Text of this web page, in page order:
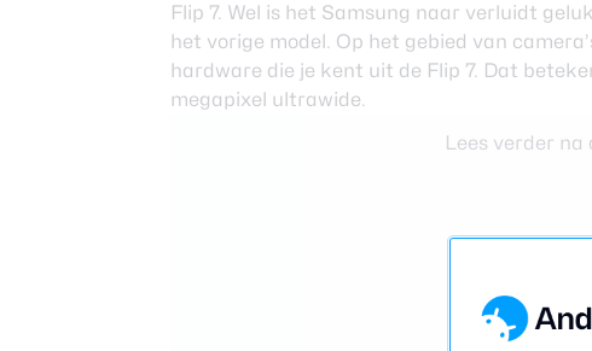
Flip 7. Wel is het Samsung naar verluidt
het vorige model. Op het gebied van
hardware die je kent uit de Flip 7. Dat
megapixel ultrawide.
Lees verder na